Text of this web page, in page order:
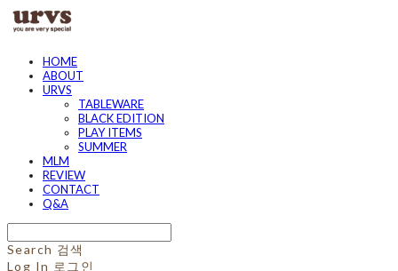
HOME
ABOUT
URVS
TABLEWARE
BLACK EDITION
PLAY ITEMS
SUMMER
MLM
REVIEW
CONTACT
Q&A
Search 검색
Log In 로그인